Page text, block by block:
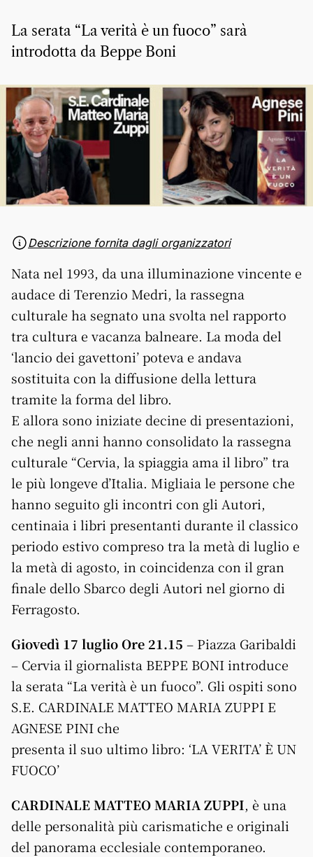
La serata “La verità è un fuoco” sarà
introdotta da Beppe Boni
Descrizione fornita dagli organizzatori
Nata nel 1993, da una illuminazione vincente e
audace di Terenzio Medri, la rassegna
culturale ha segnato una svolta nel rapporto
tra cultura e vacanza balneare. La moda del
‘lancio dei gavettoni’ poteva e andava
sostituita con la diffusione della lettura
tramite la forma del libro.
E allora sono iniziate decine di presentazioni,
che negli anni hanno consolidato la rassegna
culturale “Cervia, la spiaggia ama il libro” tra
le più longeve d’Italia. Migliaia le persone che
hanno seguito gli incontri con gli Autori,
centinaia i libri presentanti durante il classico
periodo estivo compreso tra la metà di luglio e
la metà di agosto, in coincidenza con il gran
finale dello Sbarco degli Autori nel giorno di
Ferragosto.
Giovedì 17 luglio Ore 21.15 – Piazza Garibaldi
– Cervia il giornalista BEPPE BONI introduce
la serata “La verità è un fuoco”. Gli ospiti sono
S.E. CARDINALE MATTEO MARIA ZUPPI E
AGNESE PINI che
presenta il suo ultimo libro: ‘LA VERITA’ È UN
FUOCO’
CARDINALE MATTEO MARIA ZUPPI, è una
delle personalità più carismatiche e originali
del panorama ecclesiale contemporaneo.